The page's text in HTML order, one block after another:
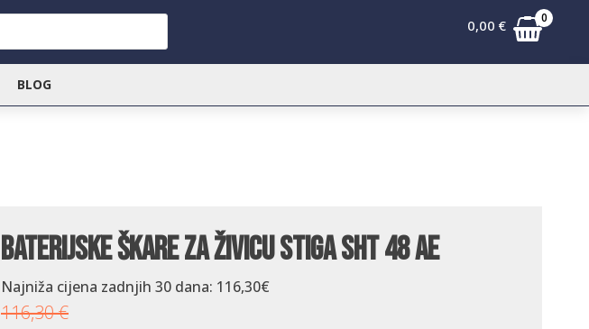
0,00 € 0
BLOG
Baterijske škare za živicu Stiga SHT 48 AE
Najniža cijena zadnjih 30 dana: 116,30€
116,30€